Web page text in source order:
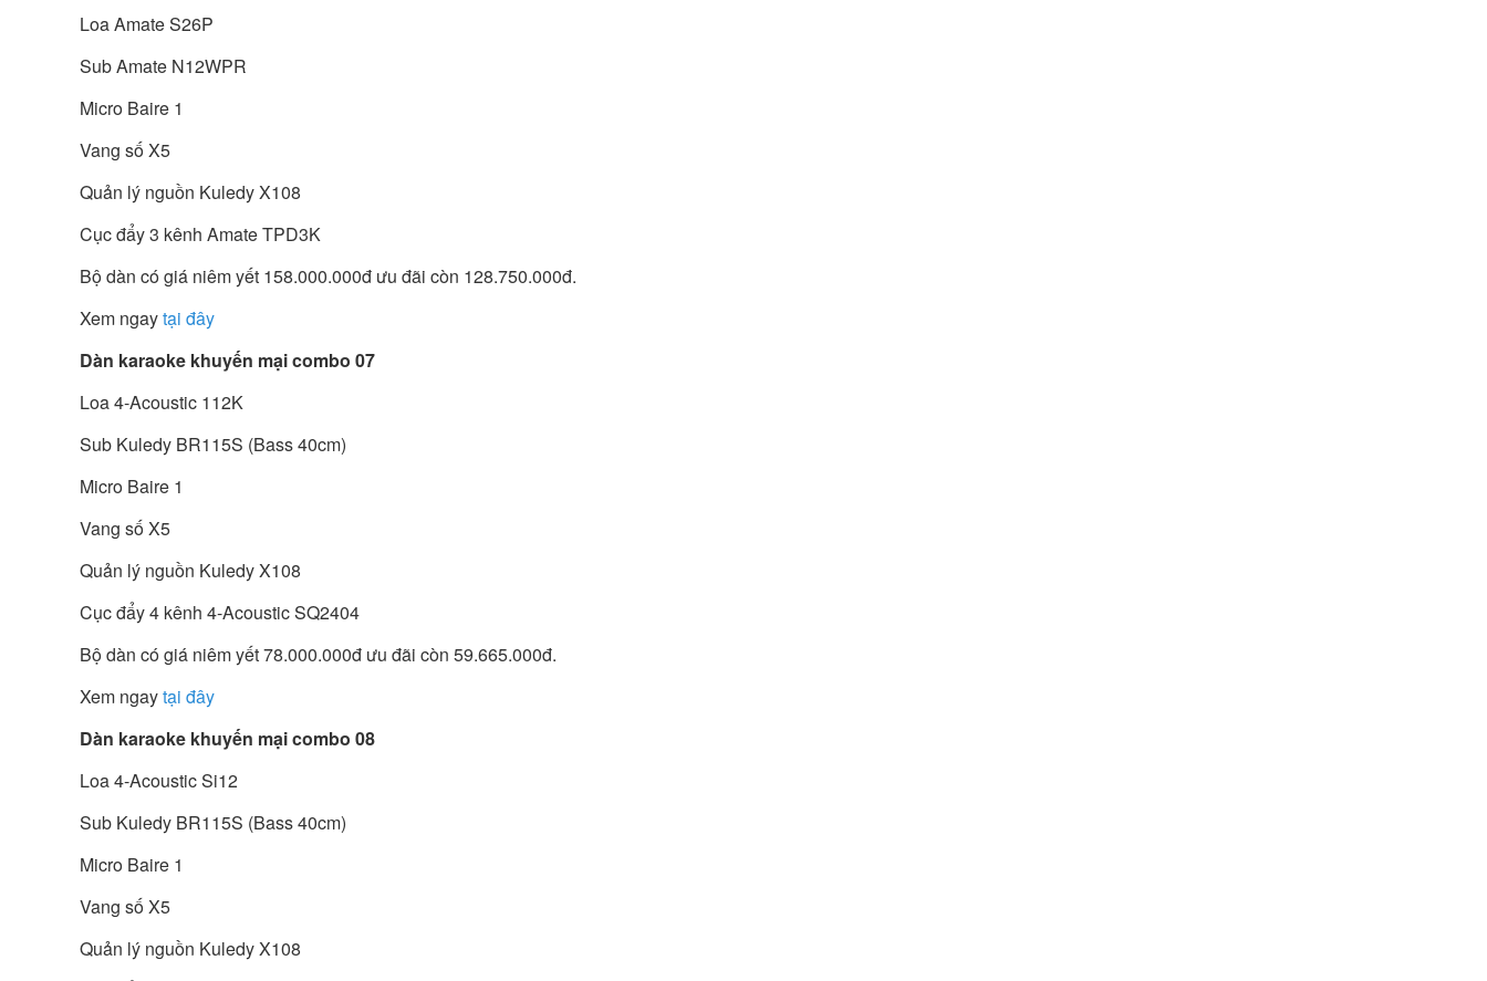
Loa Amate S26P
Sub Amate N12WPR
Micro Baire 1
Vang số X5
Quản lý nguồn Kuledy X108
Cục đẩy 3 kênh Amate TPD3K
Bộ dàn có giá niêm yết 158.000.000đ ưu đãi còn 128.750.000đ.
Xem ngaytại đây
Dàn karaoke khuyến mại combo 07
Loa 4-Acoustic 112K
Sub Kuledy BR115S (Bass 40cm)
Micro Baire 1
Vang số X5
Quản lý nguồn Kuledy X108
Cục đẩy 4 kênh 4-Acoustic SQ2404
Bộ dàn có giá niêm yết 78.000.000đ ưu đãi còn 59.665.000đ.
Xem ngaytại đây
Dàn karaoke khuyến mại combo 08
Loa 4-Acoustic Si12
Sub Kuledy BR115S (Bass 40cm)
Micro Baire 1
Vang số X5
Quản lý nguồn Kuledy X108